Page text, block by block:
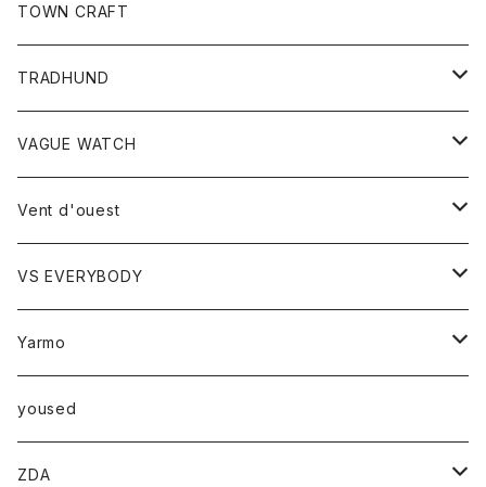
トップス
レディース
カットソー
TOWN CRAFT
TRADHUND
セーター
ベスト
VAGUE WATCH
時計
Vent d'ouest
ボトム
スカート
トップス
ベスト
VS EVERYBODY
トップス
Ｔシャツ
Yarmo
アウター
コート
小物
yoused
ZDA